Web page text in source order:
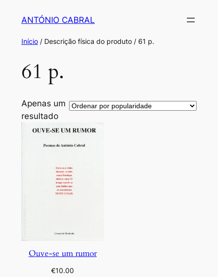
conteúdo
ANTÓNIO CABRAL
Início/ Descrição física do produto / 61 p.
61 p.
Apenas um
resultado
Ouve-se um rumor
€10.00